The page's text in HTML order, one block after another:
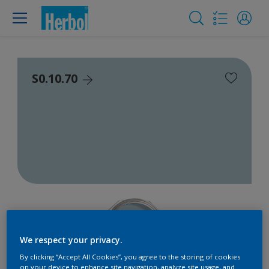
S0.10.70
We respect your privacy.
By clicking “Accept All Cookies”, you agree to the storing of cookies
on your device to enhance site navigation, analyze site usage, and